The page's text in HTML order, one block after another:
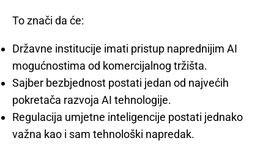
To znači da će:
Državne institucije imati pristup naprednijim AI
mogućnostima od komercijalnog tržišta.
Sajber bezbjednost postati jedan od najvećih
pokretača razvoja AI tehnologije.
Regulacija umjetne inteligencije postati jednako
važna kao i sam tehnološki napredak.